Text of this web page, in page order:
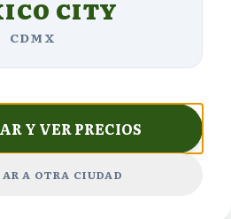
Ramo de Rosas Rosas y
30%
ENTREGA URGENTE
CITY
CDMX
Y VER PRECIOS
A OTRA CIUDAD